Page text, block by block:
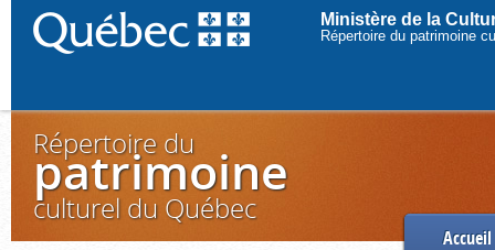
Ministère de la
Répertoire du patrimoine
Répertoire du
patrimoine
culturel du Québec
Accueil